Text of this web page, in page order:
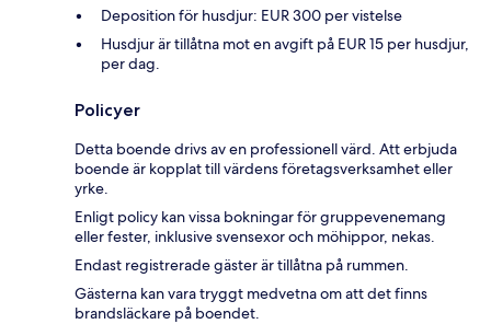
Deposition för husdjur: EUR 300 per vistelse
Husdjur är tillåtna mot en avgift på EUR 15 per husdjur,
per dag.
Policyer
Detta boende drivs av en professionell värd. Att erbjuda
boende är kopplat till värdens företagsverksamhet eller
yrke.
Enligt policy kan vissa bokningar för gruppevenemang
eller fester, inklusive svensexor och möhippor, nekas.
Endast registrerade gäster är tillåtna på rummen.
Gästerna kan vara tryggt medvetna om att det finns
brandsläckare på boendet.